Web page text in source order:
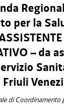
per la
– da
di Coordinamento